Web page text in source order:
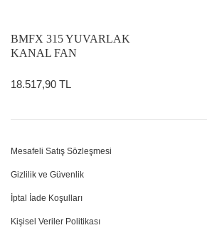
BMFX 315 YUVARLAK
KANAL FAN
18.517,90 TL
Mesafeli Satış Sözleşmesi
Gizlilik ve Güvenlik
İptal İade Koşulları
Kişisel Veriler Politikası